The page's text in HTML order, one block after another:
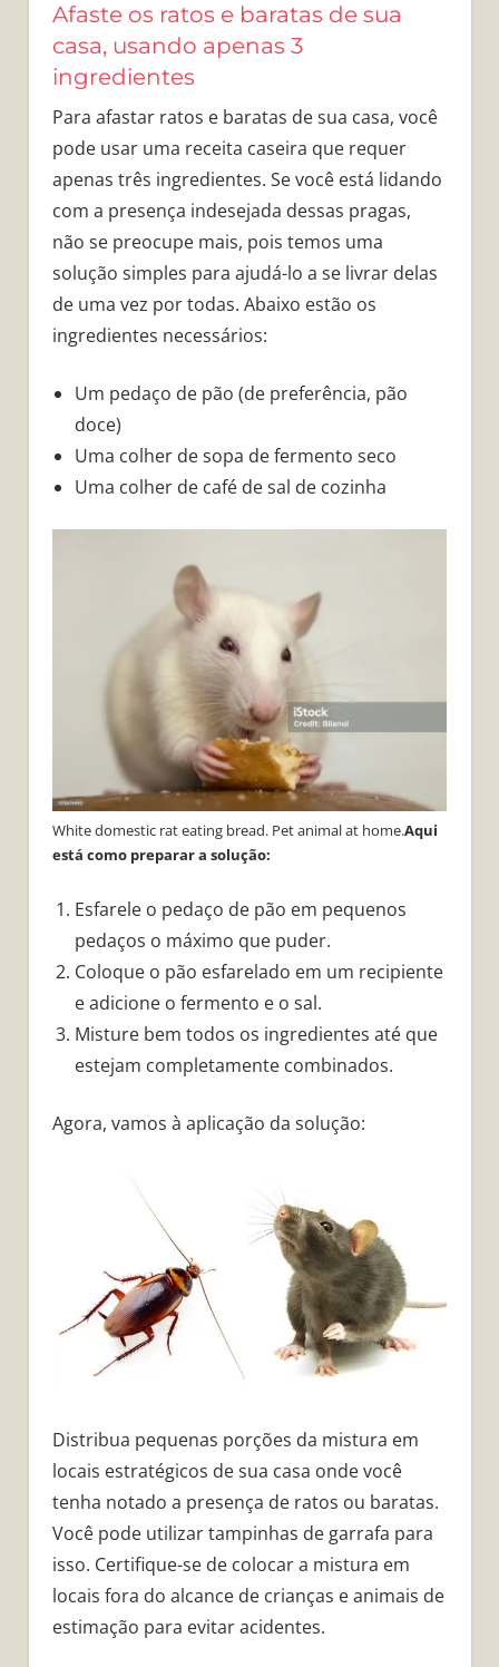
Afaste os ratos e baratas de sua
casa, usando apenas 3
ingredientes
Para afastar ratos e baratas de sua casa, você
pode usar uma receita caseira que requer
apenas três ingredientes. Se você está lidando
com a presença indesejada dessas pragas,
não se preocupe mais, pois temos uma
solução simples para ajudá-lo a se livrar delas
de uma vez por todas. Abaixo estão os
ingredientes necessários:
Um pedaço de pão (de preferência, pão
doce)
Uma colher de sopa de fermento seco
Uma colher de café de sal de cozinha
White domestic rat eating bread. Pet animal at home.Aqui
está como preparar a solução:
Esfarele o pedaço de pão em pequenos
pedaços o máximo que puder.
Coloque o pão esfarelado em um recipiente
e adicione o fermento e o sal.
Misture bem todos os ingredientes até que
estejam completamente combinados.
Agora, vamos à aplicação da solução:
Distribua pequenas porções da mistura em
locais estratégicos de sua casa onde você
tenha notado a presença de ratos ou baratas.
Você pode utilizar tampinhas de garrafa para
isso. Certifique-se de colocar a mistura em
locais fora do alcance de crianças e animais de
estimação para evitar acidentes.